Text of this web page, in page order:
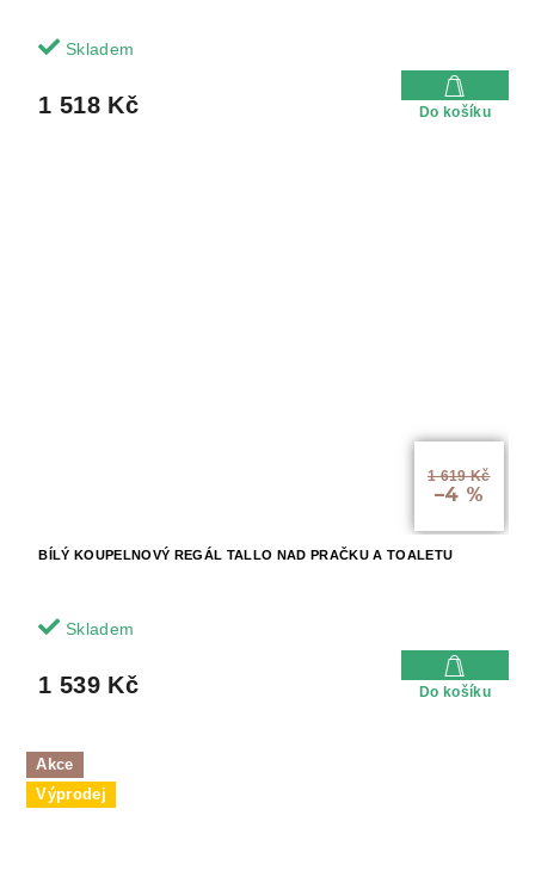
Skladem
1 518 Kč Do košíku
1 619 Kč
–4 %
BÍLÝ KOUPELNOVÝ REGÁL TALLO NAD PRAČKU A TOALETU
Skladem
1 539 Kč Do košíku
Akce
Výprodej